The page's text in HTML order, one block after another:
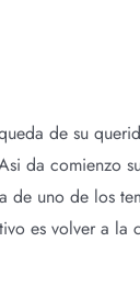
de su
da comienzo
de uno de los
es volver a la